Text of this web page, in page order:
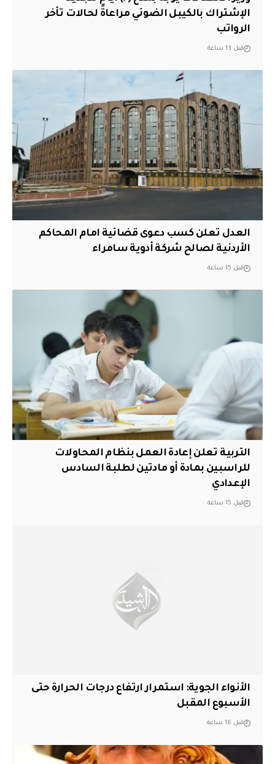
الإشتراك بالكيبل الضوئي مراعاةً لحالات تأخر
الرواتب
قبل 13 ساعة
العدل تعلن كسب دعوى قضائية امام المحاكم
الأردنية لصالح شركة أدوية سامراء
قبل 15 ساعة
التربية تعلن إعادة العمل بنظام المحاولات
للراسبين بمادة أو مادتين لطلبة السادس
الإعدادي
قبل 15 ساعة
الأنواء الجوية: استمرار ارتفاع درجات الحرارة حتى
الأسبوع المقبل
قبل 16 ساعة